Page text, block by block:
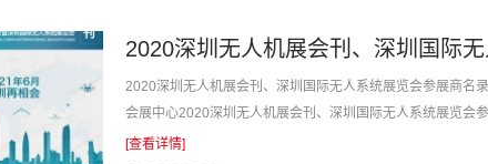
2020深圳无人机展会刊、深圳国际
2020深圳无人机展会刊、深圳国际无人系统展览会参展商
会展中心2020深圳无人机展会刊、深圳国际无人系统展览会
等，是你寻找项目、产...
[查看详情]